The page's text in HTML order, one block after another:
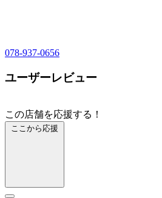
078-937-0656
ユーザーレビュー
この店舗を応援する！
ここから応援